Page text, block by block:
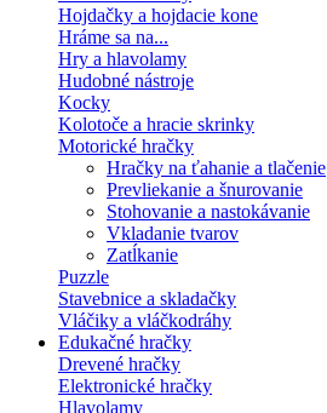
Hojdačky a hojdacie kone
Hráme sa na...
Hry a hlavolamy
Hudobné nástroje
Kocky
Kolotoče a hracie skrinky
Motorické hračky
Hračky na ťahanie a tlačenie
Prevliekanie a šnurovanie
Stohovanie a nastokávanie
Vkladanie tvarov
Zatĺkanie
Puzzle
Stavebnice a skladačky
Vláčiky a vláčkodráhy
Edukačné hračky
Drevené hračky
Elektronické hračky
Hlavolamy